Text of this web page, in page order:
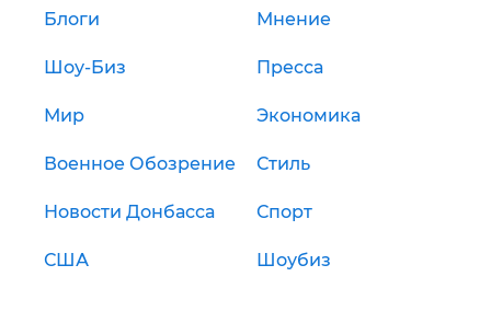
Блоги Мнение
Шоу-Биз Пресса
Мир Экономика
Военное Обозрение Стиль
Новости Донбасса Спорт
США Шоубиз